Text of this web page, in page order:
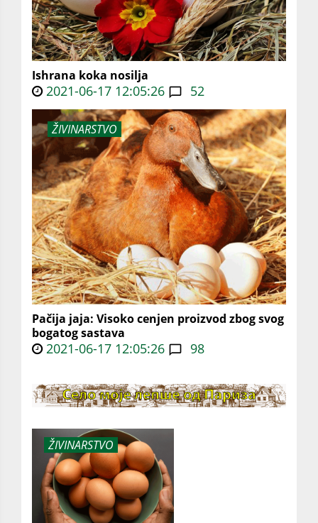
Ishrana koka nosilja
2021-06-17 12:05:26 52
ŽIVINARSTVO
Pačija jaja: Visoko cenjen proizvod zbog svog
bogatog sastava
2021-06-17 12:05:26 98
ŽIVINARSTVO